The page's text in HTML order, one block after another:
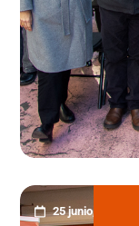
25 junio, 2025